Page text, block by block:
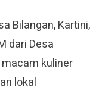
Bilangan, Kartini,
dari Desa
kuliner
lokal